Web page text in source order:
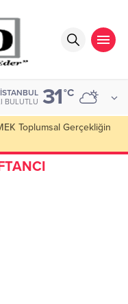
İSTANBUL
BULUTLU 31°C
Herhalde